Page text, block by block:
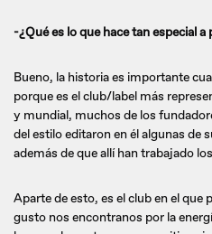
-¿Qué es lo que hace tan especial
Bueno, la historia es importante
porque es el club/label más
y mundial, muchos de los
del estilo editaron en él algunas de
además de que allí han trabajado
Aparte de esto, es el club en el que
gusto nos encontranos por la